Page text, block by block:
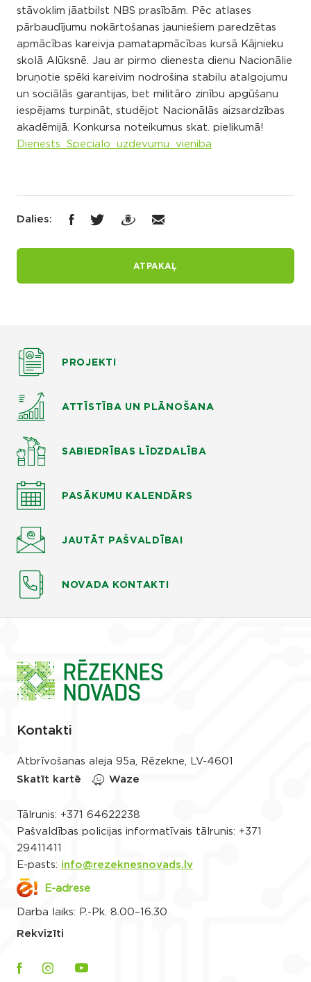
stāvoklim jāatbilst NBS prasībām. Pēc atlases
pārbaudījumu nokārtošanas jauniešiem paredzētas
apmācības kareivja pamatapmācības kursā Kājnieku
skolā Alūksnē. Jau ar pirmo dienesta dienu Nacionālie
bruņotie spēki kareivim nodrošina stabilu atalgojumu
un sociālās garantijas, bet militāro zinību apgūšanu
iespējams turpināt, studējot Nacionālās aizsardzības
akadēmijā. Konkursa noteikumus skat. pielikumā!
Dienests_Specialo_uzdevumu_vieniba
Dalies:
ATPAKAĻ
PROJEKTI
ATTĪSTĪBA UN PLĀNOŠANA
SABIEDRĪBAS LĪDZDALĪBA
PASĀKUMU KALENDĀRS
JAUTĀT PAŠVALDĪBAI
NOVADA KONTAKTI
Kontakti
Atbrīvošanas aleja 95a, Rēzekne, LV-4601
Skatīt kartē
Waze
Tālrunis: +371 64622238
Pašvaldības policijas informatīvais tālrunis: +371
29411411
E-pasts: info@rezeknesnovads.lv
E-adrese
Darba laiks: P.-Pk. 8.00–16.30
Rekvizīti